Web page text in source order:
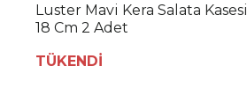
Luster Mavi Kera Salata Kasesi
18 Cm 2 Adet
TÜKENDİ